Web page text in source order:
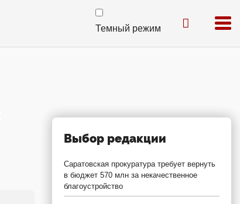
Темный режим
Выбор редакции
Саратовская прокуратура требует вернуть
в бюджет 570 млн за некачественное
благоустройство